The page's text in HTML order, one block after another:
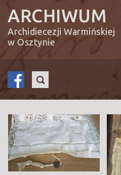
ARCHIWUM
Archidiecezji Warmińskiej
w Osztynie